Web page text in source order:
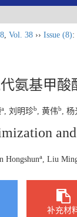
, Vol. 38 ›› Issue (8):
氨基甲酸
a, 刘明珍b, 黄伟b, 杨
Hongshuna , Liu
补充材